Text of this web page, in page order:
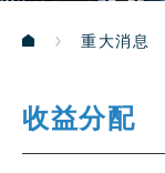
重大消息
收益分配